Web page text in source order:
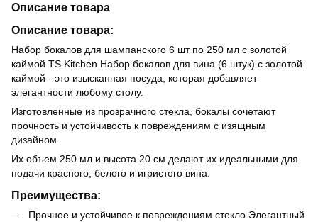
Описание товара
Описание товара:
Набор бокалов для шампанского 6 шт по 250 мл с золотой
каймой TS Kitchen Набор бокалов для вина (6 штук) с золотой
каймой - это изысканная посуда, которая добавляет
элегантности любому столу.
Изготовленные из прозрачного стекла, бокалы сочетают
прочность и устойчивость к повреждениям с изящным
дизайном.
Их объем 250 мл и высота 20 см делают их идеальными для
подачи красного, белого и игристого вина.
Преимущества:
Прочное и устойчивое к повреждениям стекло Элегантный